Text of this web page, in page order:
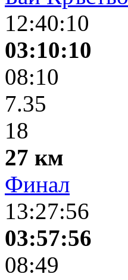
12:40:10
03:10:10
08:10
7.35
18
27 км
Финал
13:27:56
03:57:56
08:49